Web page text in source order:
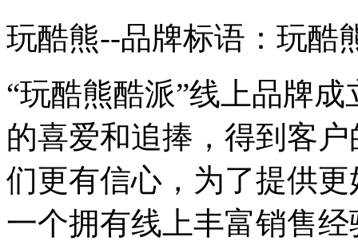
玩酷熊--品牌标语： 玩酷
“玩酷熊酷派”线上品牌
的喜爱和追捧，得到客
们更有信心，为了提供
一个拥有线上丰富销售